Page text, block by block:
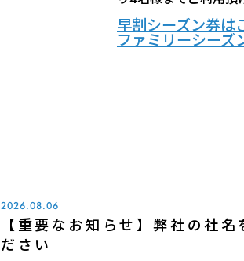
早割シーズン券は
ファミリーシーズ
2026.08.06
【重要なお知らせ】弊社の社
ださい